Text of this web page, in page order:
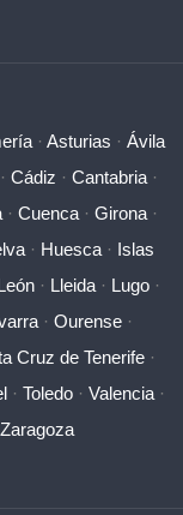
· Asturias · Ávila
· Cádiz · Cantabria ·
· Cuenca· Girona·
· Huesca · Islas
· Lleida · Lugo ·
· Ourense·
Cruz de Tenerife ·
· Toledo · Valencia ·
Zaragoza